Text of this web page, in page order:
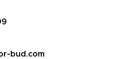
bud.com